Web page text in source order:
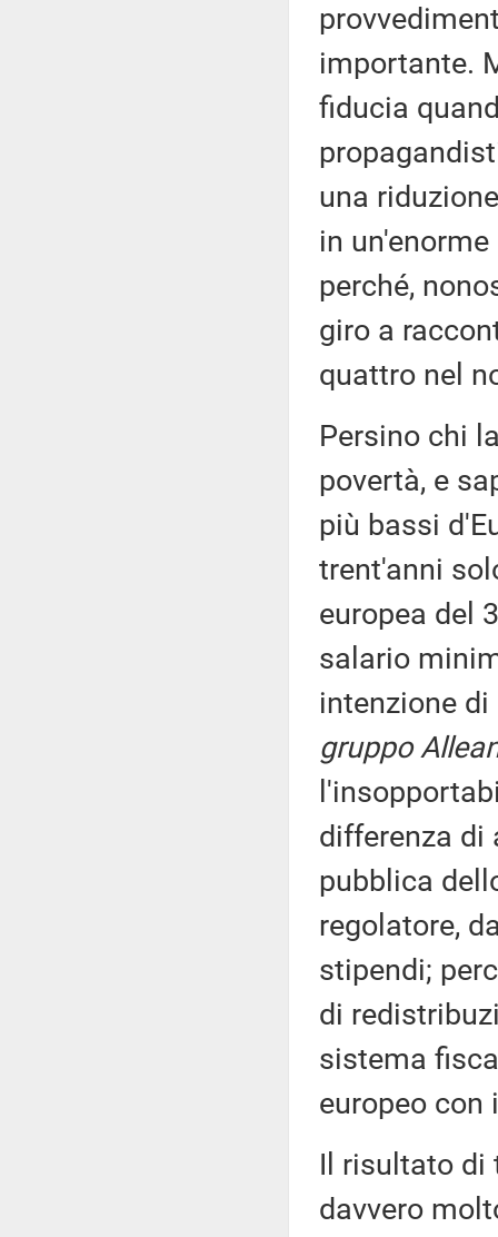
importante.
fiducia
una
in
perché,
giro a
quattro nel
Persino chi
povertà, e
più bassi
trent'anni
europea del
salario
intenzione
gruppo
differenza di
pubblica
regolatore,
stipendi;
di
sistema
europeo
Il risultato di
davvero